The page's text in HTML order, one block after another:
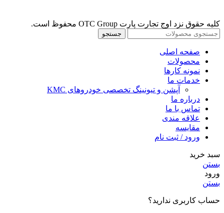
کلیه حقوق نزد اوج تجارت پارت OTC Group محفوظ است.
جستجو
صفحه اصلی
محصولات
نمونه کارها
خدمات ما
آپشن و تیونینگ تخصصی خودروهای KMC
درباره ما
تماس با ما
علاقه مندی
مقايسه
ورود / ثبت نام
سبد خرید
بستن
ورود
بستن
حساب کاربری ندارید؟